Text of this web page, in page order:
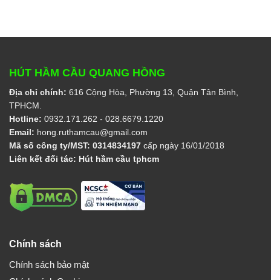
HÚT HẦM CẦU QUANG HỒNG
Địa chỉ chính: 616 Cộng Hòa, Phường 13, Quận Tân Bình,
TPHCM.
Hotline: 0932.171.262 - 028.6679.1220
Email: hong.ruthamcau@gmail.com
Mã số công ty/MST: 0314834197 cấp ngày 16/01/2018
Liên kết đối tác: Hút hầm cầu tphcm
Chính sách
Chính sách bảo mật